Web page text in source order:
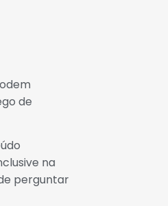
de
na
perguntar